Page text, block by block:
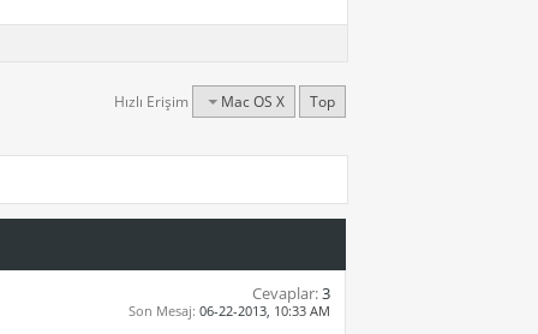
Hızlı Erişim Mac OS X Top
Cevaplar:3
Son Mesaj: 06-22-2013, 10:33 AM